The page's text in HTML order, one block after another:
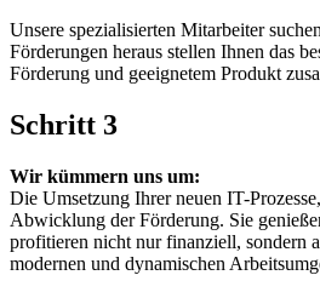
Unsere spezialisierten Mitarbeiter
Förderungen heraus stellen Ihnen das
Förderung und geeignetem Produkt
Schritt 3
Wir kümmern uns um:
Die Umsetzung Ihrer neuen IT-
Abwicklung der Förderung. Sie
profitieren nicht nur finanziell, sondern
modernen und dynamischen